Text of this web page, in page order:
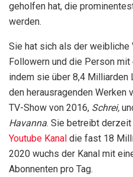
geholfen hat, die
werden.
Sie hat sich als der
Followern und die Person
indem sie über 8,4
den herausragenden Werken
TV-Show von 2016, Schrei,
Havanna. Sie betreibt
Youtube Kanal die fast 18
2020 wuchs der Kanal mit
Abonnenten pro Tag.